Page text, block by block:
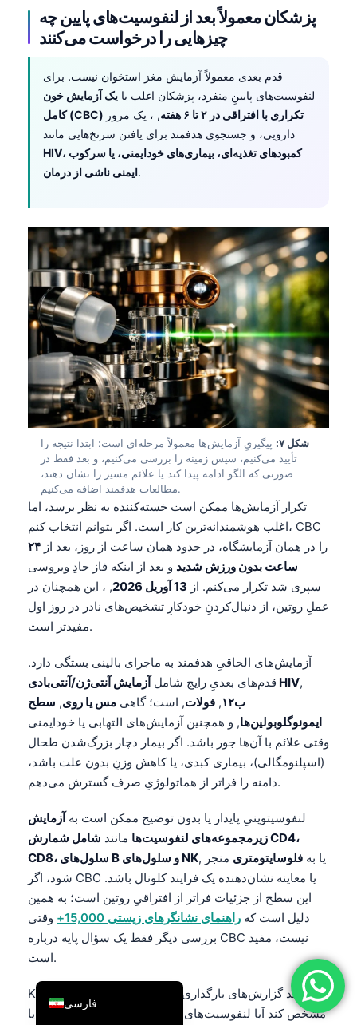
پزشکان معمولاً بعد از لنفوسیت‌های پایین چه
چیزهایی را درخواست می‌کنند
قدم بعدی معمولاً آزمایش مغز استخوان نیست. برای
لنفوسیت‌های پایینِ منفرد، پزشکان اغلب با یک آزمایش خون
کامل (CBC) تکراری با افتراقی در ۲ تا ۶ هفته
, ، یک مرور
دارویی، و جستجوی هدفمند برای یافتن سرنخ‌هایی مانند
HIV، کمبودهای تغذیه‌ای، بیماری‌های خودایمنی، یا سرکوب
ایمنی ناشی از درمان.
شکل ۷:
پیگیریِ آزمایش‌ها معمولاً مرحله‌ای است: ابتدا نتیجه را
تأیید می‌کنیم، سپس زمینه را بررسی می‌کنیم، و بعد فقط در
صورتی که الگو ادامه پیدا کند یا علائم مسیر را نشان دهند،
مطالعات هدفمند اضافه می‌کنیم.
تکرار آزمایش‌ها ممکن است خسته‌کننده به نظر برسد، اما
اغلب هوشمندانه‌ترین کار است. اگر بتوانم انتخاب کنم، CBC
را در همان آزمایشگاه، در حدود همان ساعت از روز، بعد از ۲۴
ساعت بدون ورزش شدید و بعد از اینکه فاز حادِ ویروسی
سپری شد تکرار می‌کنم. از 13 آوریل 2026
, ، این همچنان در
عملِ روتین، از دنبال‌کردنِ خودکارِ تشخیص‌های نادر در روز اول
مفیدتر است.
آزمایش‌های الحاقیِ هدفمند به ماجرای بالینی بستگی دارد.
قدم‌های بعدیِ رایج شامل آزمایش آنتی‌ژن/آنتی‌بادی HIV,
ب۱۲
, فولات, است؛ گاهی مس یا روی, سطح
ایمونوگلوبولین‌ها, و همچنین آزمایش‌های التهابی یا خودایمنی
وقتی علائم با آن‌ها جور باشد. اگر بیمار دچار بزرگ‌شدن طحال
(اسپلنومگالی)، بیماری کبدی، یا کاهش وزنِ بدون علت باشد،
دامنه را فراتر از هماتولوژیِ صرف گسترش می‌دهم.
لنفوسیتوپنیِ پایدار یا بدون توضیح ممکن است بهآزمایش
زیرمجموعه‌های لنفوسیت‌ها مانند شامل شمارش CD4،
CD8، سلول‌های B و سلول‌های NK
, یا به فلوسایتومتری منجر
شود، اگر CBC یا معاینه نشان‌دهنده یک فرایند کلونال باشد.
این سطح از جزئیات فراتر از افتراقیِ روتین است؛ به همین
دلیل است که راهنمای نشانگرهای زیستی 15,000+
وقتی
بررسی دیگر فقط یک سؤال پایه درباره CBC نیست، مفید
است.
Kantesti AI می‌تواند گزارش‌های بارگذاری‌شده را مرور کند و
مشخص کند آیا لنفوسیت‌های پایین به‌صورت جداگانه هستند یا
فارسی
العربية
Français
עִבְרִית
Italiano
Español
Português
Ελληνικά
Türkçe
Română
简体中文
Български
Dansk
Nederlands
Bahasa Indonesia
Հայերեն
Íslenska
Српски језик
Svenska
Bosanski
Azərbaycan dili
Eesti
日本語
Čeština
ქართული
Русский
Lietuvių kalba
Slovenščina
Magyar
Shqip
বাংলা
मराठी